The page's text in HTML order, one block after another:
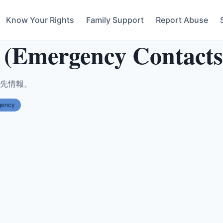
Know Your Rights Family Support Report Abuse
情報。